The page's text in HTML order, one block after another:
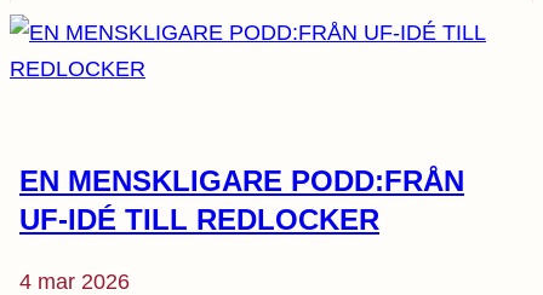
EN MENSKLIGARE PODD:FRÅN
UF-IDÉ TILL REDLOCKER
4 mar 2026